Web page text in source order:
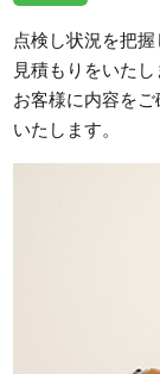
点検し状況を把
見積もりをいたし
お客様に内容を
いたします。